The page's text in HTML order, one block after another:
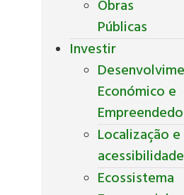
Obras
Públicas
Investir
Económico e
Localização e
Ecossistema